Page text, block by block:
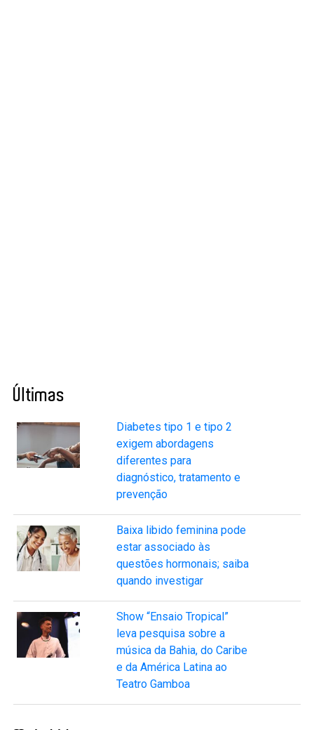
Últimas
Diabetes tipo 1 e tipo 2
exigem abordagens
diferentes para
diagnóstico, tratamento e
prevenção
Baixa libido feminina pode
estar associado às
questões hormonais; saiba
quando investigar
Show “Ensaio Tropical”
leva pesquisa sobre a
música da Bahia, do Caribe
e da América Latina ao
Teatro Gamboa